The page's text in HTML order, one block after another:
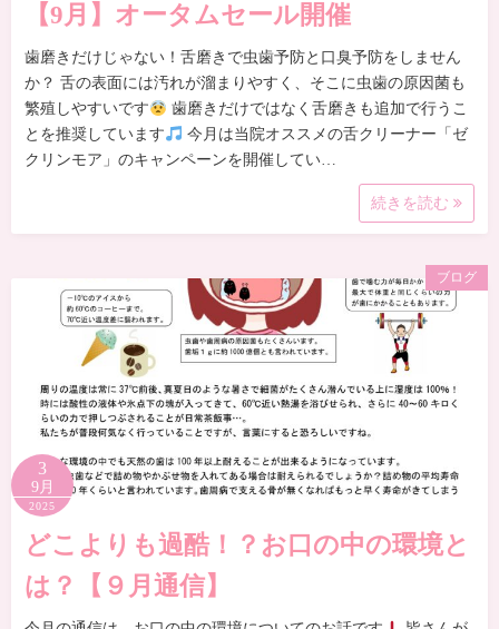
【9月】オータムセール開催
歯磨きだけじゃない！舌磨きで虫歯予防と口臭予防をしません
か？ 舌の表面には汚れが溜まりやすく、そこに虫歯の原因菌も
繁殖しやすいです
歯磨きだけではなく舌磨きも追加で行うこ
とを推奨しています
今月は当院オススメの舌クリーナー「ゼ
クリンモア」のキャンペーンを開催してい…
続きを読む
ブログ
3
9月
2025
どこよりも過酷！？お口の中の環境と
は？【９月通信】